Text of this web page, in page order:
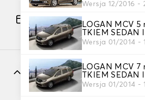
Wersja 12/2016 -
LOGAN MCV 5
TKIEM SEDAN
Wersja 01/2014 -
LOGAN MCV 7
TKIEM SEDAN
Wersja 01/2014 -
08-17
Płatność w 3x bezpłatnie, od
Cechy